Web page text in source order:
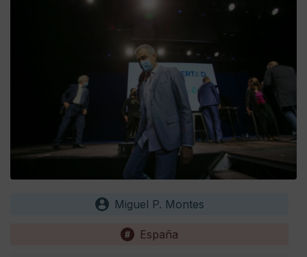
Miguel P. Montes
España